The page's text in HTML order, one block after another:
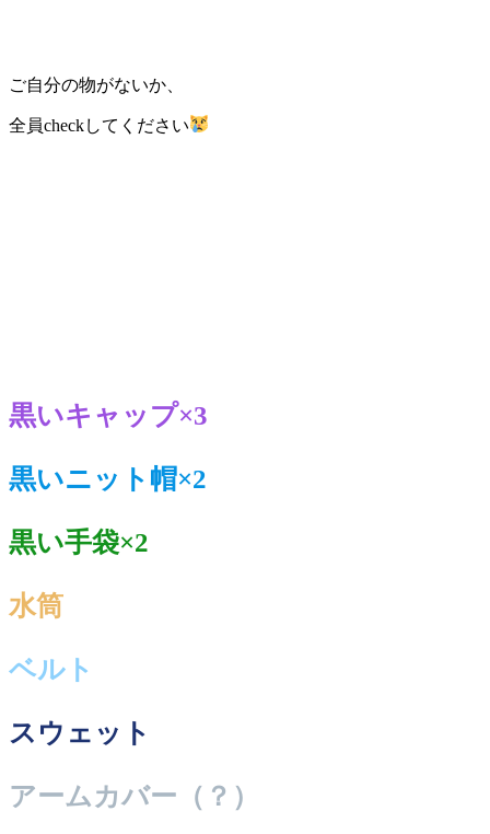
ご自分の物がないか、
全員checkしてください
黒いキャップ×3
黒いニット帽×2
黒い手袋×2
水筒
ベルト
スウェット
アームカバー（？）